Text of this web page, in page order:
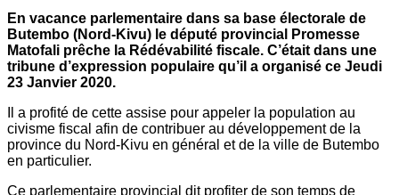
En vacance parlementaire dans sa base électorale de
Butembo (Nord-Kivu) le député provincial Promesse
Matofali prêche la Rédévabilité fiscale. C’était dans une
tribune d’expression populaire qu’il a organisé ce Jeudi
23 Janvier 2020.
Il a profité de cette assise pour appeler la population au
civisme fiscal afin de contribuer au développement de la
province du Nord-Kivu en général et de la ville de Butembo
en particulier.
Ce parlementaire provincial dit profiter de son temps de